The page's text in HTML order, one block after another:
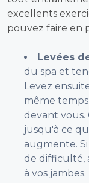
excellents
pouvez faire en
Levées
du spa et
Levez
même
devant vous.
jusqu'à ce
augmente.
de difficulté,
à vos jambes.